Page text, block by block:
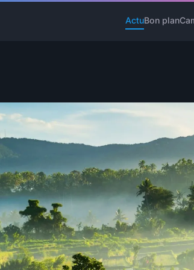
ActuBon plan